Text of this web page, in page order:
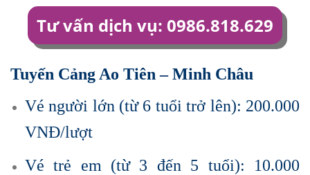
Tư vấn dịch vụ: 0986.818.629
Tuyến Cảng Ao Tiên – Minh Châu
Vé người lớn (từ 6 tuổi trở lên): 200.000
VNĐ/lượt
Vé trẻ em (từ 3 đến 5 tuổi): 10.000